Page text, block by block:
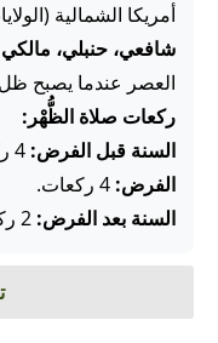
أمريكا الشمالية
شافعي، حنبلي،
العصر عندما يصبح
ركعات صلاة الظُّهْر:
السنة قبل الفرض:
الفرض:
السنة بعد الفرض: